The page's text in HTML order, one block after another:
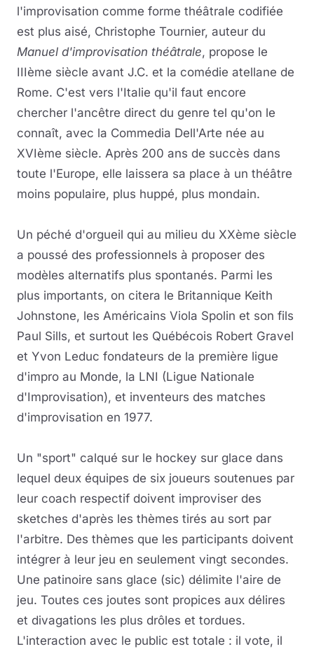
l'improvisation comme forme théâtrale codifiée
est plus aisé, Christophe Tournier, auteur du
Manuel d'improvisation théâtrale, propose le
IIIème siècle avant J.C. et la comédie atellane de
Rome. C'est vers l'Italie qu'il faut encore
chercher l'ancêtre direct du genre tel qu'on le
connaît, avec la Commedia Dell'Arte née au
XVIème siècle. Après 200 ans de succès dans
toute l'Europe, elle laissera sa place à un théâtre
moins populaire, plus huppé, plus mondain.
Un péché d'orgueil qui au milieu du XXème siècle
a poussé des professionnels à proposer des
modèles alternatifs plus spontanés. Parmi les
plus importants, on citera le Britannique Keith
Johnstone, les Américains Viola Spolin et son fils
Paul Sills, et surtout les Québécois Robert Gravel
et Yvon Leduc fondateurs de la première ligue
d'impro au Monde, la LNI (Ligue Nationale
d'Improvisation), et inventeurs des matches
d'improvisation en 1977.
Un "sport" calqué sur le hockey sur glace dans
lequel deux équipes de six joueurs soutenues par
leur coach respectif doivent improviser des
sketches d'après les thèmes tirés au sort par
l'arbitre. Des thèmes que les participants doivent
intégrer à leur jeu en seulement vingt secondes.
Une patinoire sans glace (sic) délimite l'aire de
jeu. Toutes ces joutes sont propices aux délires
et divagations les plus drôles et tordues.
L'interaction avec le public est totale : il vote, il